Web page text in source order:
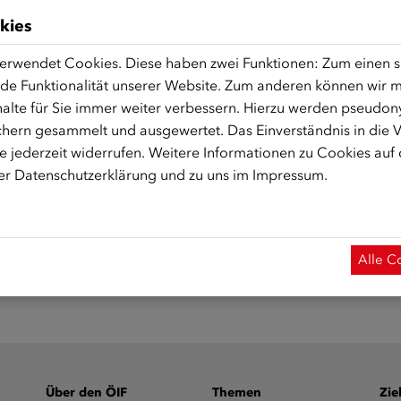
verfügbare Angebote kennenlernen.
Frauenzentrum bietet Seminare zu den Themen
sowie Arbeitsmarkt in Österreich an.
den Sprechstunden „Bildungschancen erkennen und
sowie beim Arbeitsmarkteinstieg unterstützt.
Sprechstunden „Gesundheit und Familie“ beraten
bei sexueller Gewalt.
In den Sprechstunden „Gewaltprävention und
In Deutschlerngruppen sowie Lesekreisen haben Frauen
zu lernen.
Über den ÖIF Themen
Cookies. Diese haben zwei Funktionen: Zum einen
Funktionalität unserer Website. Zum anderen können wir
für Sie immer weiter verbessern. Hierzu werden
gesammelt und ausgewertet. Das Einverständnis in die
jederzeit widerrufen. Weitere Informationen zu Cookies auf
Datenschutzerklärung und zu uns im Impressum.
Alle